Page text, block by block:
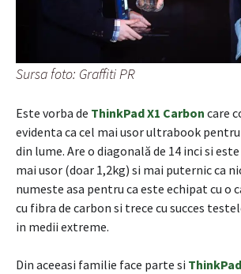
Sursa foto: Graffiti PR
Este vorba de ThinkPad X1 Carbon care
evidenta ca cel mai usor ultrabook
din lume. Are o diagonală de 14 inci si
mai usor (doar 1,2kg) si mai puternic ca
numeste asa pentru ca este echipat cu o
cu fibra de carbon si trece cu succes
in medii extreme.
Din aceeasi familie face parte si